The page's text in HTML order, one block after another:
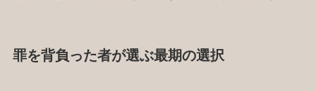
罪を背負った者が選ぶ最期の選択